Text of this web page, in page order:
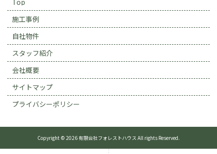
Top
施工事例
自社物件
スタッフ紹介
会社概要
サイトマップ
プライバシーポリシー
Copyright © 2026 有限会社フォレストハウス All rights Reserved.